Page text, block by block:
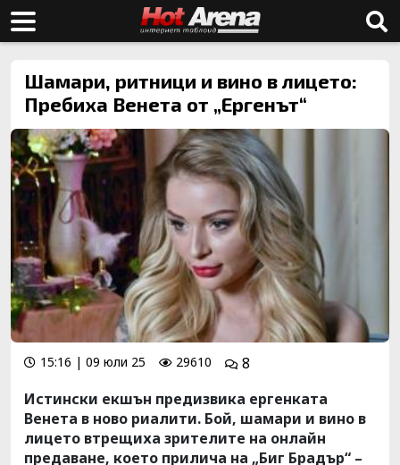
Шамари, ритници и вино в лицето:
Пребиха Венета от „Ергенът“
15:16 | 09 юли 25 29610
8
Истински екшън предизвика ергенката
Венета в ново риалити. Бой, шамари и вино в
лицето втрещиха зрителите на онлайн
предаване, което прилича на „Биг Брадър“ –